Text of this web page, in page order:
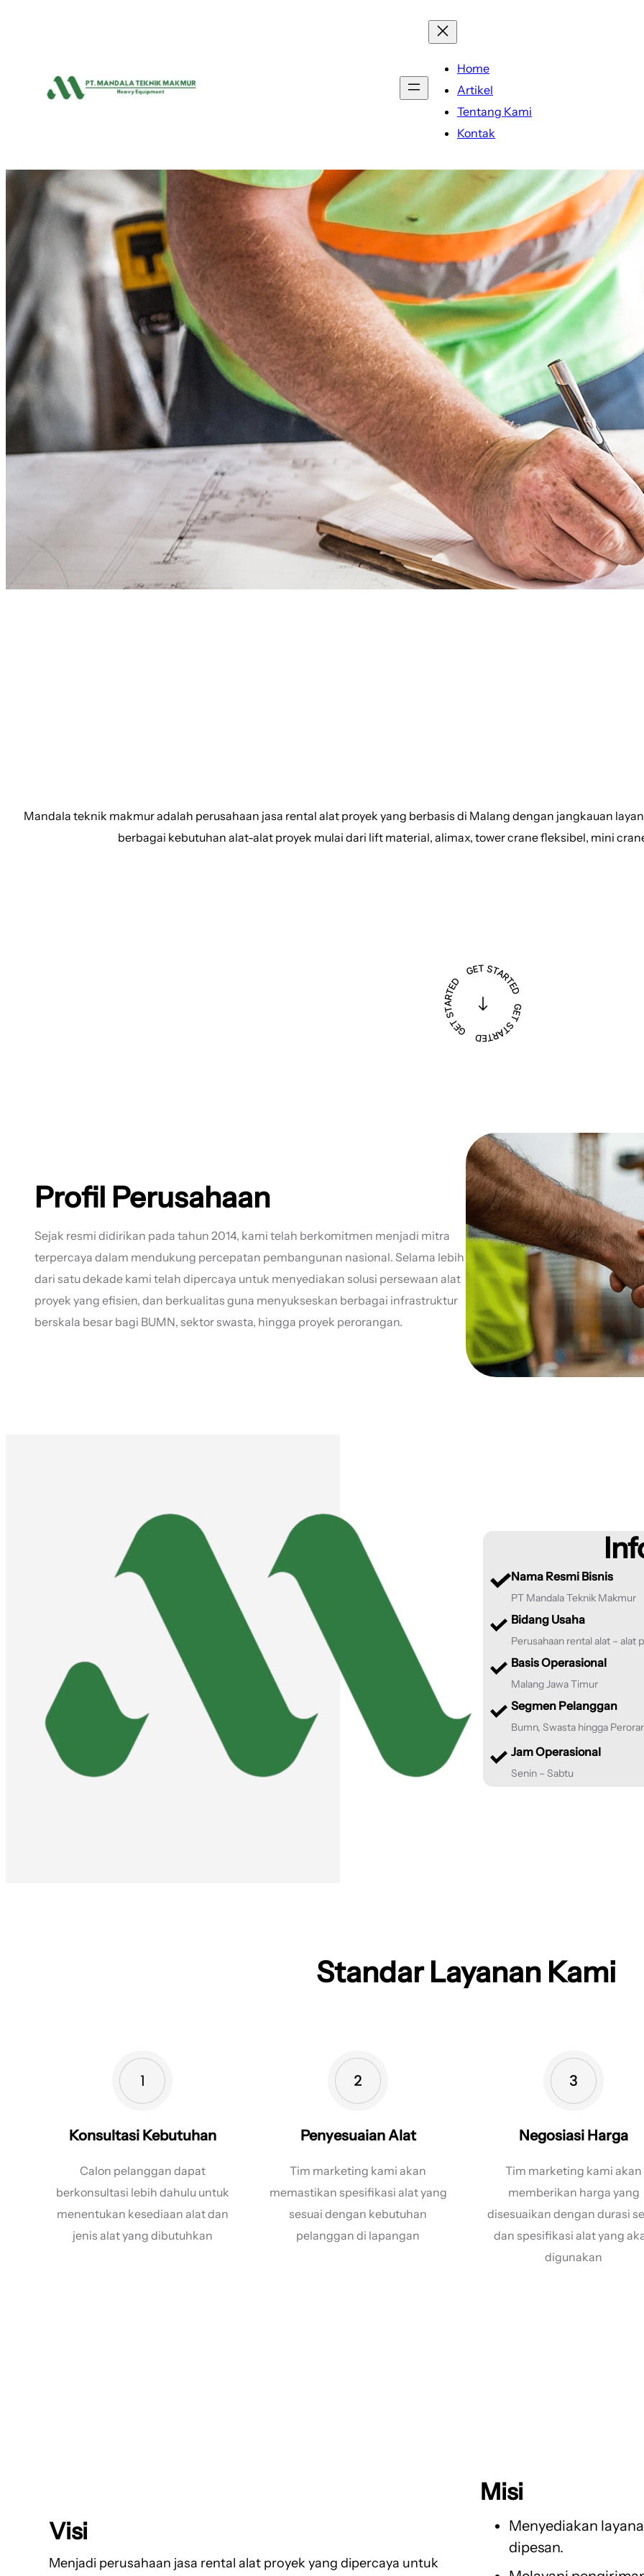
Home
Artikel
Tentang Kami
Kontak
Mandala teknik makmur adalah perusahaan jasa rental alat proyek yang berbasis di Malang dengan jangkauan
berbagai kebutuhan alat-alat proyek mulai dari lift material, alimax, tower crane fleksibel, mini
Profil Perusahaan
Sejak resmi didirikan pada tahun 2014, kami telah berkomitmen menjadi mitra
terpercaya dalam mendukung percepatan pembangunan nasional. Selama lebih
dari satu dekade kami telah dipercaya untuk menyediakan solusi persewaan alat
proyek yang efisien, dan berkualitas guna menyukseskan berbagai infrastruktur
berskala besar bagi BUMN, sektor swasta, hingga proyek perorangan.
Nama Resmi Bisnis
PT Mandala Teknik Makmur
Bidang Usaha
Perusahaan rental alat – alat
Basis Operasional
Malang Jawa Timur
Segmen Pelanggan
Bumn, Swasta hingga
Jam Operasional
Senin – Sabtu
Standar Layanan Kami
Konsultasi Kebutuhan
Calon pelanggan dapat
berkonsultasi lebih dahulu untuk
menentukan kesediaan alat dan
jenis alat yang dibutuhkan
Penyesuaian Alat
Tim marketing kami akan
memastikan spesifikasi alat yang
sesuai dengan kebutuhan
pelanggan di lapangan
Negosiasi Harga
Tim marketing kami akan
memberikan harga yang
disesuaikan dengan durasi
dan spesifikasi alat yang
digunakan
Visi
Menjadi perusahaan jasa rental alat proyek yang dipercaya untuk
Misi
Menyediakan
dipesan.